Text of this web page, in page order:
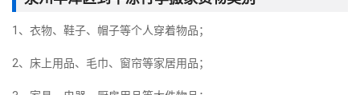
1、衣物、鞋子、帽子等个人穿着物品；
2、床上用品、毛巾、窗帘等家居用品；